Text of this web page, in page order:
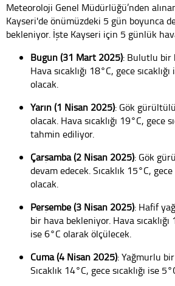
Meteoroloji Genel Müdürlüğü’nden
Kayseri'de önümüzdeki 5 gün boyunca
bekleniyor. İşte Kayseri için 5 günlük
Bugün (31 Mart 2025): Bulutlu bir
Hava sıcaklığı 18°C, gece
olacak.
Yarın (1 Nisan 2025): Gök
olacak. Hava sıcaklığı 19°C, gece
tahmin ediliyor.
Çarşamba (2 Nisan 2025): Gök
devam edecek. Sıcaklık 15°C,
olacak.
Perşembe (3 Nisan 2025): Hafif
bir hava bekleniyor. Hava sıcaklığı
ise 6°C olarak ölçülecek.
Cuma (4 Nisan 2025): Yağmurlu
Sıcaklık 14°C, gece sıcaklığı ise